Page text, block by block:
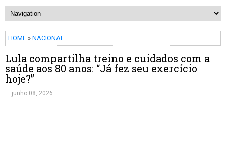
HOME » NACIONAL
Lula compartilha treino e cuidados com a
saúde aos 80 anos: “Já fez seu exercício
hoje?”
junho 08, 2026